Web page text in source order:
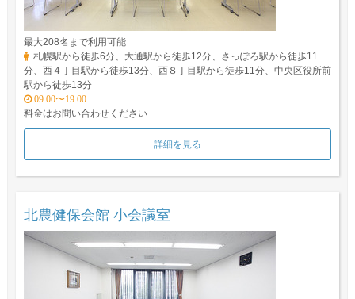
最大208名まで利用可能
札幌駅から徒歩6分、大通駅から徒歩12分、さっぽろ駅から徒歩11
分、西４丁目駅から徒歩13分、西８丁目駅から徒歩11分、中央区役所前
駅から徒歩13分
09:00〜19:00
料金はお問い合わせください
詳細を見る
北農健保会館 小会議室